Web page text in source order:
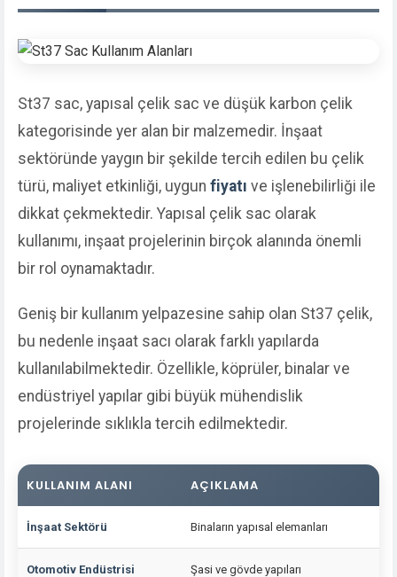
St37 sac, yapısal çelik sac ve düşük karbon çelik
kategorisinde yer alan bir malzemedir. İnşaat
sektöründe yaygın bir şekilde tercih edilen bu çelik
türü, maliyet etkinliği, uygun fiyatı ve işlenebilirliği ile
dikkat çekmektedir. Yapısal çelik sac olarak
kullanımı, inşaat projelerinin birçok alanında önemli
bir rol oynamaktadır.
Geniş bir kullanım yelpazesine sahip olan St37 çelik,
bu nedenle inşaat sacı olarak farklı yapılarda
kullanılabilmektedir. Özellikle, köprüler, binalar ve
endüstriyel yapılar gibi büyük mühendislik
projelerinde sıklıkla tercih edilmektedir.
KULLANIM ALANI AÇIKLAMA
İnşaat Sektörü Binaların yapısal elemanları
Otomotiv Endüstrisi Şasi ve gövde yapıları